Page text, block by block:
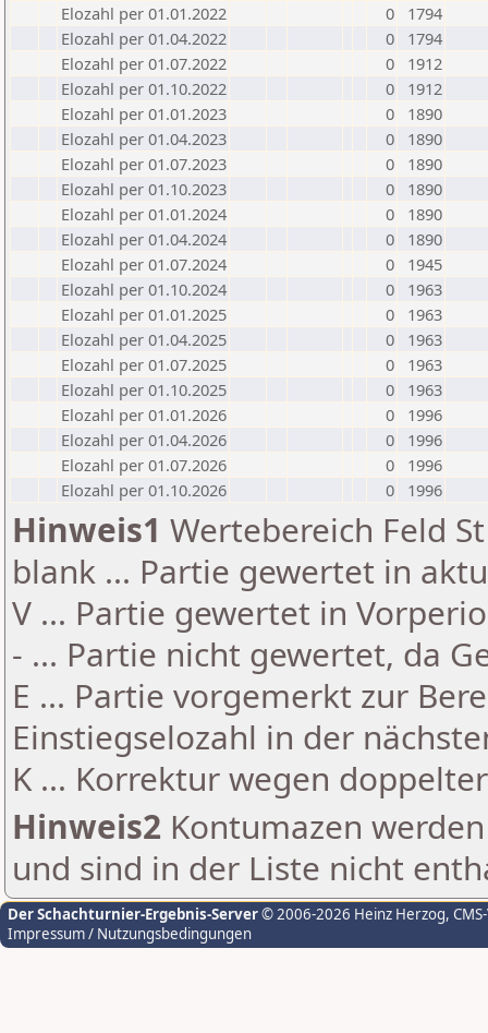
Elozahl per 01.01.2022
0
1794
Elozahl per 01.04.2022
0
1794
Elozahl per 01.07.2022
0
1912
Elozahl per 01.10.2022
0
1912
Elozahl per 01.01.2023
0
1890
Elozahl per 01.04.2023
0
1890
Elozahl per 01.07.2023
0
1890
Elozahl per 01.10.2023
0
1890
Elozahl per 01.01.2024
0
1890
Elozahl per 01.04.2024
0
1890
Elozahl per 01.07.2024
0
1945
Elozahl per 01.10.2024
0
1963
Elozahl per 01.01.2025
0
1963
Elozahl per 01.04.2025
0
1963
Elozahl per 01.07.2025
0
1963
Elozahl per 01.10.2025
0
1963
Elozahl per 01.01.2026
0
1996
Elozahl per 01.04.2026
0
1996
Elozahl per 01.07.2026
0
1996
Elozahl per 01.10.2026
0 1996
Hinweis1 Wertebereich Feld
blank ... Partie gewertet in
V ... Partie gewertet in
- ... Partie nicht gewertet, da
E ... Partie vorgemerkt zur
Einstiegselozahl in der
K ... Korrektur wegen
Hinweis2 Kontumazen
und sind in der Liste nicht
Der Schachturnier-Ergebnis-Server© 2006-2026 Heinz Herzog,
Impressum / Nutzungsbedingungen